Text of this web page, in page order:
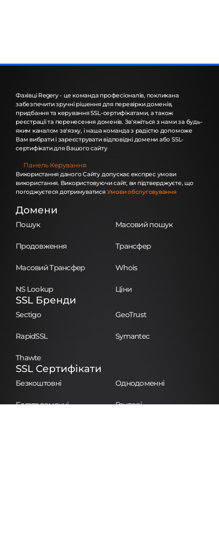
Фахівці Regery - це команда професіоналів, покликана
забезпечити зручні рішення для перевірки доменів,
придбання та керування SSL-сертифікатами, а також
реєстрації та перенесення доменів. Зв'яжіться з нами за будь-
яким каналом зв'язку, і наша команда з радістю допоможе
Вам вибрати і зареєструвати відповідні домени або SSL-
сертифікати для Вашого сайту
Панель Керування
Використання даного Сайту допускає експрес умови
використання. Використовуючи сайт, ви підтверджуєте, що
погоджуєтеся дотримуватися Умови обслуговування
Домени
Пошук Масовий пошук
Продовження Трансфер
Масовий Трансфер Whois
NS Lookup Ціни
SSL Бренди
Sectigo GeoTrust
RapidSSL Symantec
Thawte
SSL Сертифікати
Безкоштовні Однодоменні
Багатодоменні Групові